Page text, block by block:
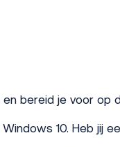
bereid je voor op
10. Heb jij